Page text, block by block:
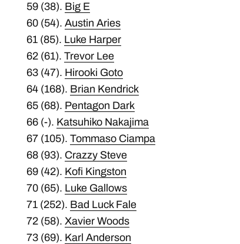
59 (38). Big E
60 (54).Austin Aries
61 (85). Luke Harper
62 (61).Trevor Lee
63 (47). Hirooki Goto
64 (168). Brian Kendrick
65 (68). Pentagon Dark
66 (-). Katsuhiko Nakajima
67 (105).Tommaso Ciampa
68 (93). Crazzy Steve
69 (42). Kofi Kingston
70 (65). Luke Gallows
71 (252). Bad Luck Fale
72 (58).Xavier Woods
73 (69). Karl Anderson